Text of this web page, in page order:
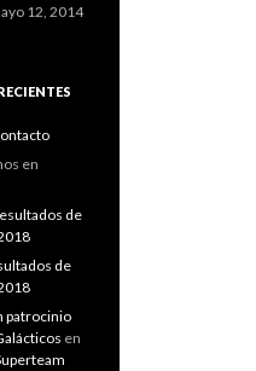
12, 2014
en
de
de
patrocinio
en